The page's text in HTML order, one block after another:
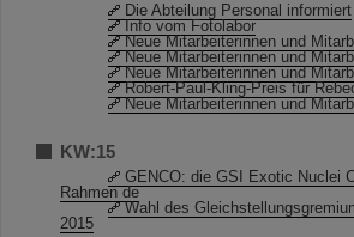
Die Abteilung Personal informiert
Info vom Fotolabor
Neue Mitarbeiterinnen und
Neue Mitarbeiterinnen und
Neue Mitarbeiterinnen und
Robert-Paul-Kling-Preis für
Neue Mitarbeiterinnen und
KW:15
GENCO: die GSI Exotic Nuclei
Rahmen de
Wahl des
2015